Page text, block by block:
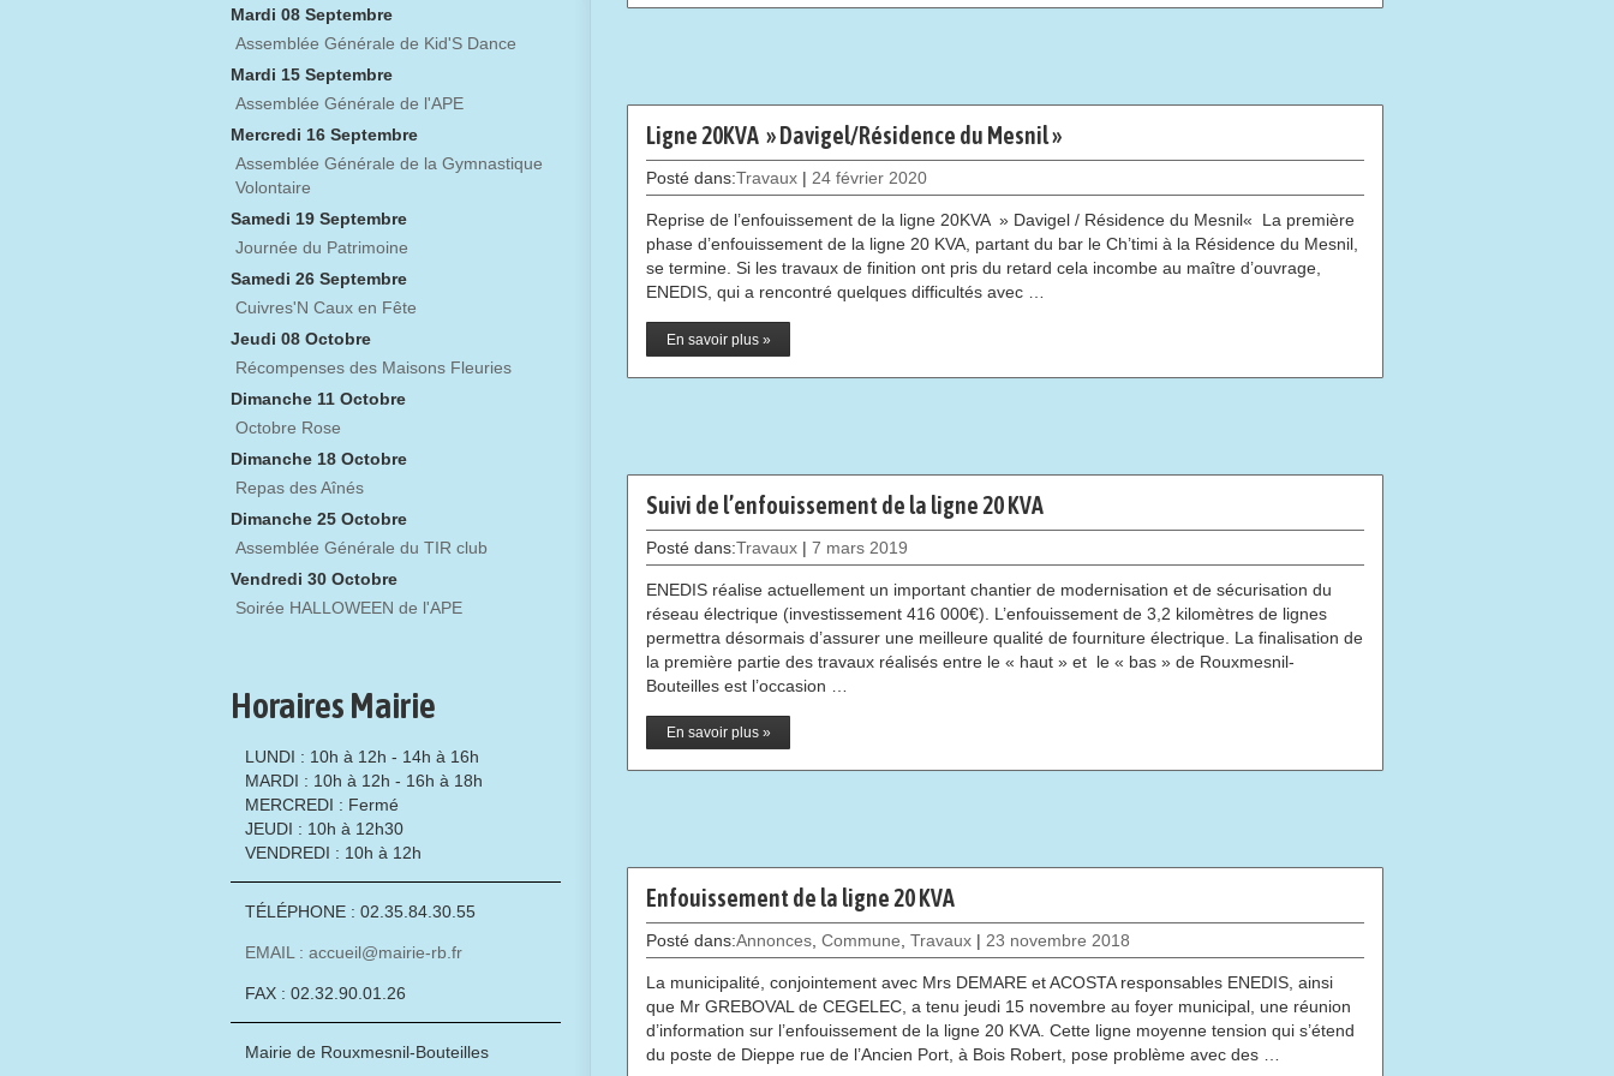
Ligne 20KVA » Davigel/Résidence du Mesnil »
Posté dans:Travaux | 24 février 2020
Reprise de l’enfouissement de la ligne 20KVA » Davigel / Résidence du Mesnil« La première
phase d’enfouissement de la ligne 20 KVA, partant du bar le Ch’timi à la Résidence du Mesnil,
se termine. Si les travaux de finition ont pris du retard cela incombe au maître d’ouvrage,
ENEDIS, qui a rencontré quelques difficultés avec …
En savoir plus »
Suivi de l’enfouissement de la ligne 20 KVA
Posté dans:Travaux | 7 mars 2019
ENEDIS réalise actuellement un important chantier de modernisation et de sécurisation du
réseau électrique (investissement 416 000€). L’enfouissement de 3,2 kilomètres de lignes
permettra désormais d’assurer une meilleure qualité de fourniture électrique. La finalisation de
la première partie des travaux réalisés entre le « haut » et le « bas » de Rouxmesnil-
Bouteilles est l’occasion …
En savoir plus »
Enfouissement de la ligne 20 KVA
Posté dans:Annonces Commune Travaux | 23 novembre 2018
La municipalité, conjointement avec Mrs DEMARE et ACOSTA responsables ENEDIS, ainsi
que Mr GREBOVAL de CEGELEC, a tenu jeudi 15 novembre au foyer municipal, une réunion
d’information sur l’enfouissement de la ligne 20 KVA. Cette ligne moyenne tension qui s’étend
du poste de Dieppe rue de l’Ancien Port, à Bois Robert, pose problème avec des …
Mardi 08 Septembre
Assemblée Générale de Kid'S Dance
Mardi 15 Septembre
Assemblée Générale de l'APE
Mercredi 16 Septembre
Assemblée Générale de la Gymnastique
Volontaire
Samedi 19 Septembre
Journée du Patrimoine
Samedi 26 Septembre
Cuivres'N Caux en Fête
Jeudi 08 Octobre
Récompenses des Maisons Fleuries
Dimanche 11 Octobre
Octobre Rose
Dimanche 18 Octobre
Repas des Aînés
Dimanche 25 Octobre
Assemblée Générale du TIR club
Vendredi 30 Octobre
Soirée HALLOWEEN de l'APE
Horaires Mairie
LUNDI : 10h à 12h - 14h à 16h
MARDI : 10h à 12h - 16h à 18h
MERCREDI : Fermé
JEUDI : 10h à 12h30
VENDREDI : 10h à 12h
TÉLÉPHONE : 02.35.84.30.55
EMAIL : accueil@mairie-rb.fr
FAX : 02.32.90.01.26
Mairie de Rouxmesnil-Bouteilles